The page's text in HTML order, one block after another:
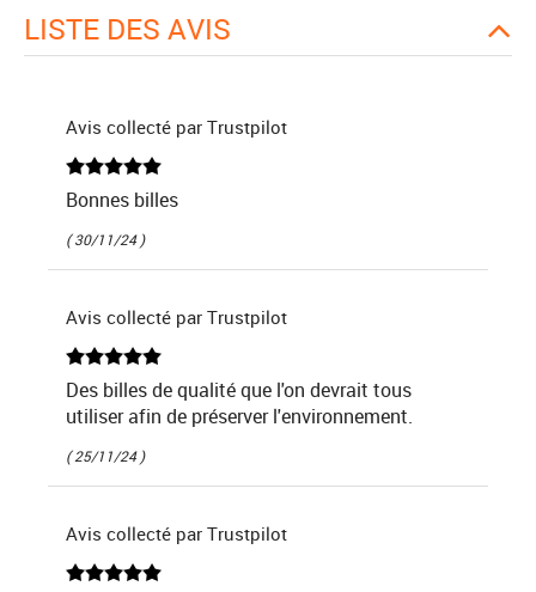
LISTE DES AVIS
Avis collecté par Trustpilot
Bonnes billes
( 30/11/24 )
Avis collecté par Trustpilot
Des billes de qualité que l'on devrait tous
utiliser afin de préserver l'environnement.
( 25/11/24 )
Avis collecté par Trustpilot